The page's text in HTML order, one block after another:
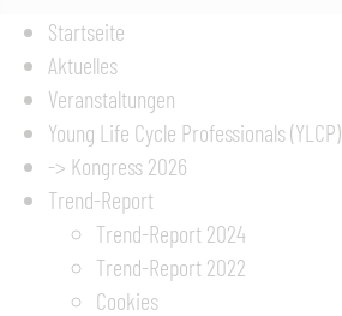
Startseite
Aktuelles
Veranstaltungen
Young Life Cycle Professionals (YLCP)
-> Kongress 2026
Trend-Report
Trend-Report 2024
Trend-Report 2022
Cookies